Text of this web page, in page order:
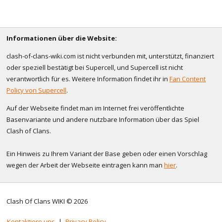
Informationen über die Website:
clash-of-clans-wiki.com ist nicht verbunden mit, unterstützt, finanziert
oder speziell bestätigt bei Supercell, und Supercell ist nicht
verantwortlich für es. Weitere Information findet ihr in Fan Content
Policy von Supercell.
Auf der Webseite findet man im Internet frei veröffentlichte
Basenvariante und andere nutzbare Information über das Spiel
Clash of Clans.
Ein Hinweis zu Ihrem Variant der Base geben oder einen Vorschlag
wegen der Arbeit der Webseite eintragen kann man hier.
Clash Of Clans WIKI © 2026